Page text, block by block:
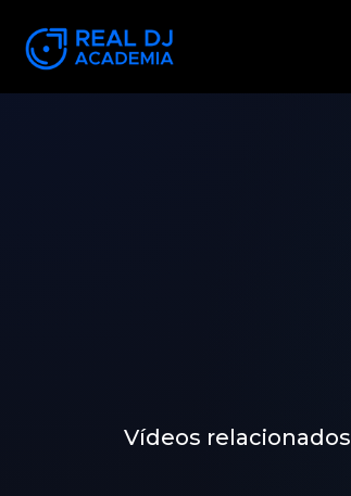
Vídeos relacionados